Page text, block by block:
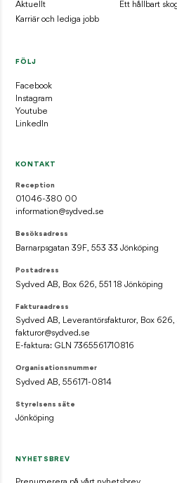
Aktuellt
Karriär och lediga jobb
Ett hållbart
FÖLJ
Facebook
Instagram
Youtube
LinkedIn
KONTAKT
Reception
01046-380 00
information@sydved.se
Besöksadress
Barnarpsgatan 39F, 553 33 Jönköping
Postadress
Sydved AB, Box 626, 551 18 Jönköping
Fakturaadress
Sydved AB, Leverantörsfakturor, Box 626,
fakturor@sydved.se
E-faktura: GLN 7365561710816
Organisationsnummer
Sydved AB, 556171-0814
Styrelsens säte
Jönköping
NYHETSBREV